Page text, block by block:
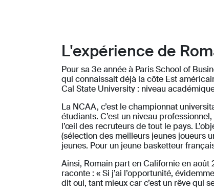
L'expérience de
Pour sa 3e année à Paris School of
qui connaissait déjà la côte Est
Cal State University : niveau
La NCAA, c’est le championnat
étudiants. C’est un niveau
l’œil des recruteurs de tout le pays.
(sélection des meilleurs jeunes joueurs
jeunes. Pour un jeune basketteur
Ainsi, Romain part en Californie en août
raconte : « Si j’ai l’opportunité,
dit oui, tant mieux car c’est un rêve qui